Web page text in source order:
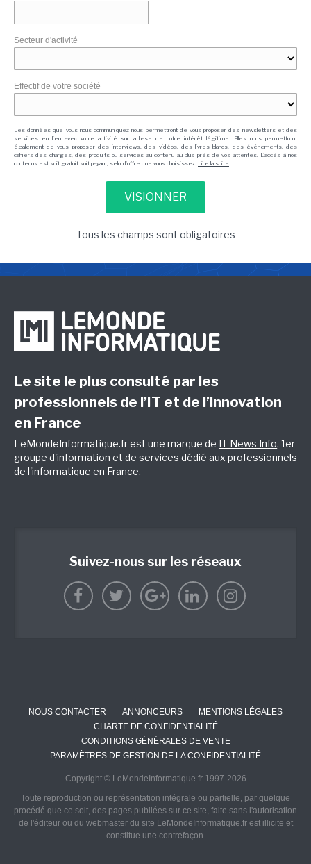
Secteur d'activité
Effectif de votre société
Les données que vous nous communiquez nous permettront de vous proposer des newsletters et des
services en lien avec votre activité sur la base de notre intérêt légitime. Elles nous permettront
également de vous proposer des interviews, des vidéos, des livres blancs, des événements, des
cahiers des charges, des produits ou services au contenu au plus près de vos attentes. L'accès à nos
contenus est soit gratuit soit payant, selon l'offre que vous choisissez. Lire la suite
Tous les champs sont obligatoires
Le site le plus consulté par les
professionnels de l’IT et de l’innovation
en France
LeMondeInformatique.fr est une marque de IT News Info, 1er
groupe d'information et de services dédié aux professionnels
de l'informatique en France.
Suivez-nous sur les réseaux
NOUS CONTACTER ANNONCEURS
MENTIONS LÉGALES
CHARTE DE CONFIDENTIALITÉ
CONDITIONS GÉNÉRALES DE VENTE
PARAMÈTRES DE GESTION DE LA CONFIDENTIALITÉ
Copyright © LeMondeInformatique.fr 1997-2026
Toute reproduction ou représentation intégrale ou partielle, par quelque
procédé que ce soit, des pages publiées sur ce site, faite sans l'autorisation
de l'éditeur ou du webmaster du site LeMondeInformatique.fr est illicite et
constitue une contrefaçon.